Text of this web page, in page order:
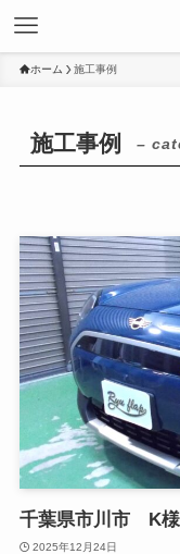
ホーム 施工事例
施工事例 –
千葉県市川市 K
2025年12月24日